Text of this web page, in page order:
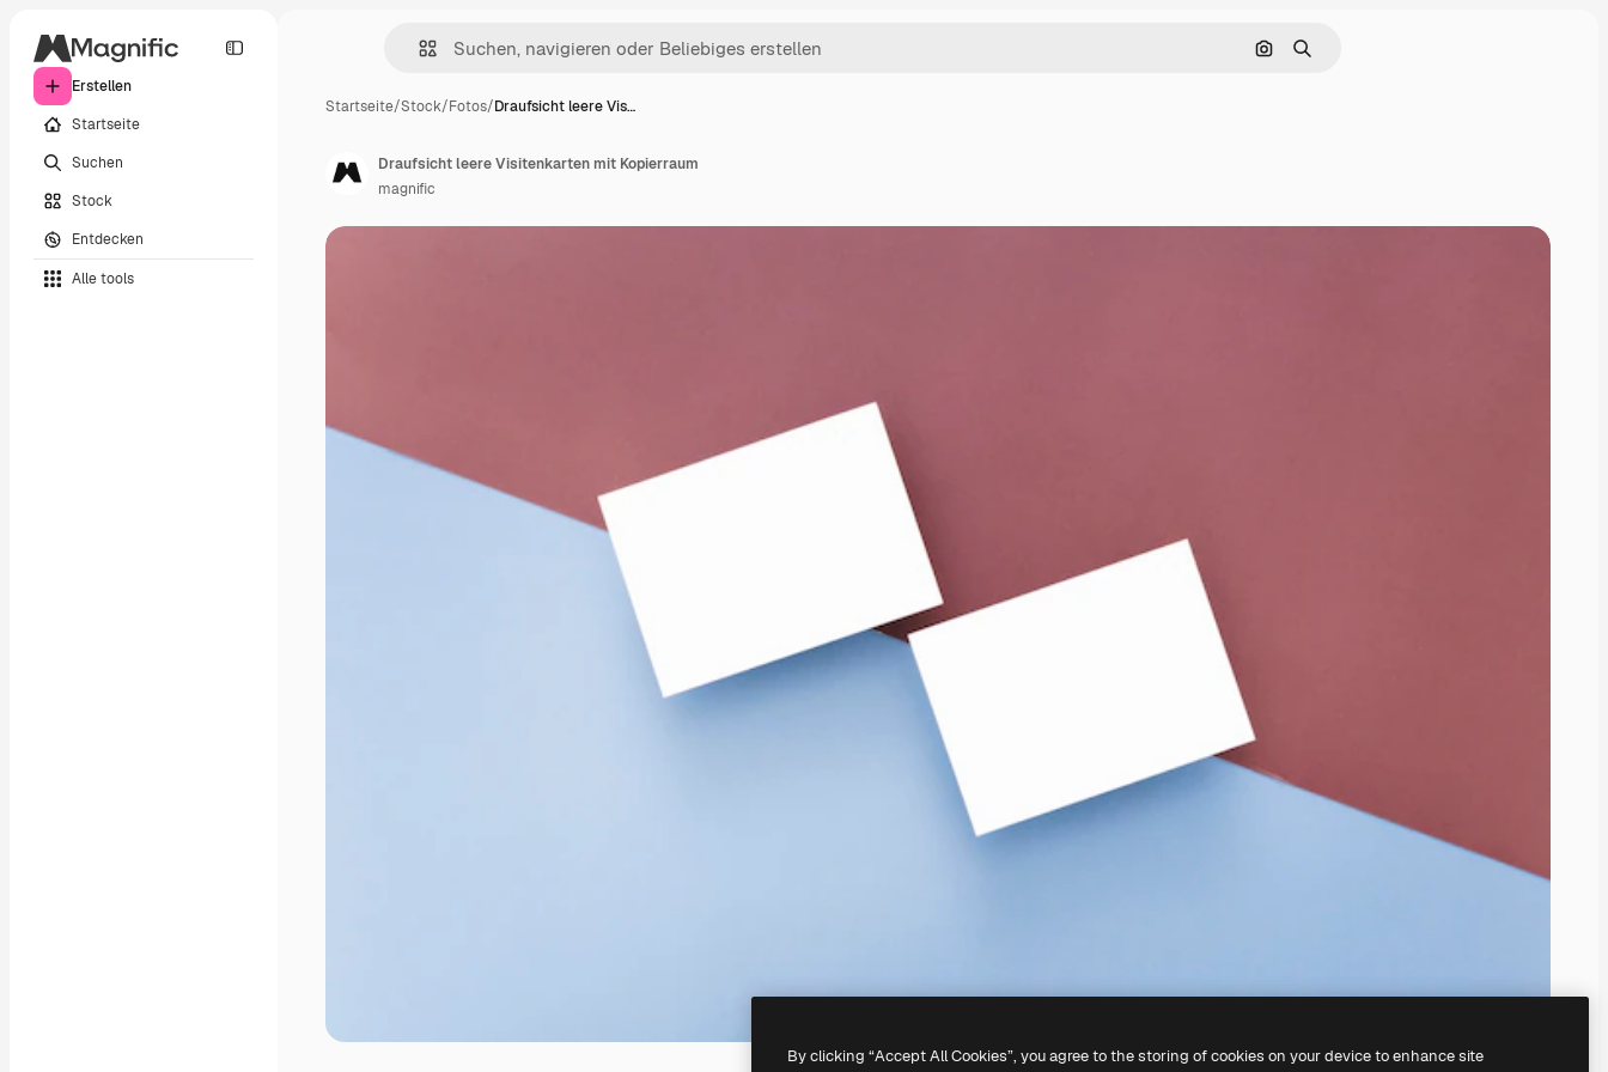
Erstellen
Startseite
Suchen
Stock
Entdecken
Alle tools
Nach Bild suchen
Suchen
Startseite/Stock/Fotos/Draufsicht leere Vis…
Draufsicht leere Visitenkarten mit Kopierraum
magnific
By clicking “Accept All Cookies”, you agree to the storing of cookies on your device to enhance site